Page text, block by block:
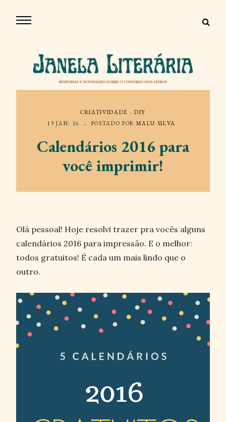
CRIATIVIDADE . DIY
19 JAN. 16
POSTADO POR MALU SILVA
Calendários 2016 para
você imprimir!
Olá pessoal! Hoje resolvi trazer pra vocês alguns
calendários 2016 para impressão. E o melhor:
todos gratuitos! É cada um mais lindo que o
outro.